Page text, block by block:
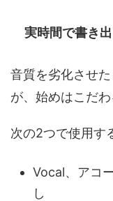
実時間で書き
音質を劣化させ
が、始めはこだわ
次の2つで使用す
Vocal、アコ
し